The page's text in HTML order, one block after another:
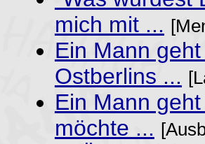
mich mit ...
Ein Mann
Ostberlins ...
Ein Mann
möchte ...